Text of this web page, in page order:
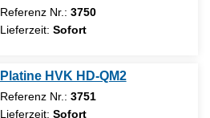
Referenz Nr.: 3750
Lieferzeit: Sofort
Platine HVK HD-QM2
Referenz Nr.: 3751
Lieferzeit: Sofort